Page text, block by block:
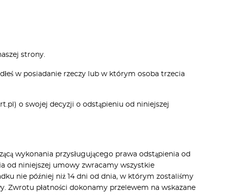
strony.
w posiadanie rzeczy lub w którym osoba trzecia
o swojej decyzji o odstąpieniu od niniejszej
wykonania przysługującego prawa odstąpienia od
od niniejszej umowy zwracamy wszystkie
nie później niż 14 dni od dnia, w którym zostaliśmy
Zwrotu płatności dokonamy przelewem na wskazane